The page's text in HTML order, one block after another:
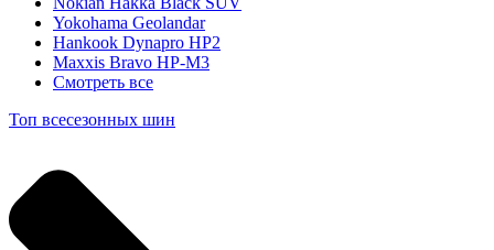
Yokohama Geolandar
Hankook Dynapro HP2
Maxxis Bravo HP-M3
Смотреть все
Топ всесезонных шин